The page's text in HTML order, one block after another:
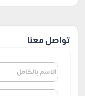
تواصل معنا